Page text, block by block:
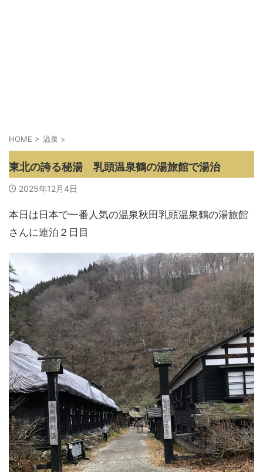
HOME > 温泉 >
東北の誇る秘湯 乳頭温泉鶴の湯旅館で湯治
2025年12月4日
本日は日本で一番人気の温泉秋田乳頭温泉鶴の湯旅館
さんに連泊２日目